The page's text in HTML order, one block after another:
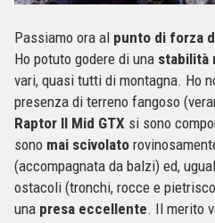
Passiamo ora al punto di forza
Ho potuto godere di una stabilità
vari, quasi tutti di montagna. Ho
presenza di terreno fangoso
Raptor II Mid GTX si sono
sono mai scivolato
(accompagnata da balzi) ed,
ostacoli (tronchi, rocce e
una presa eccellente. Il merito